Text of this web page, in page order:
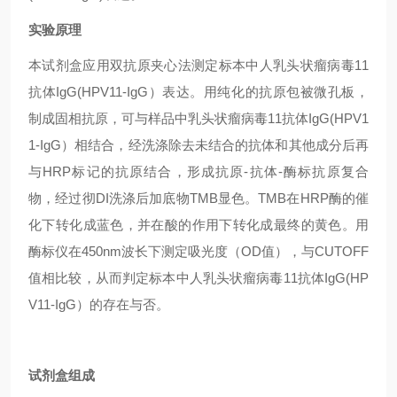
实验原理
本试剂盒应用双抗原夹心法测定标本中人乳头状瘤病毒11
抗体IgG(HPV11-IgG）表达。用纯化的抗原包被微孔板，
制成固相抗原，可与样品中乳头状瘤病毒11抗体IgG(HPV1
1-IgG）相结合，经洗涤除去未结合的抗体和其他成分后再
与HRP标记的抗原结合，形成抗原-抗体-酶标抗原复合
物，经过彻DI洗涤后加底物TMB显色。TMB在HRP酶的催
化下转化成蓝色，并在酸的作用下转化成最终的黄色。用
酶标仪在450nm波长下测定吸光度（OD值），与CUTOFF
值相比较，从而判定标本中人乳头状瘤病毒11抗体IgG(HP
V11-IgG）的存在与否。
试剂盒组成